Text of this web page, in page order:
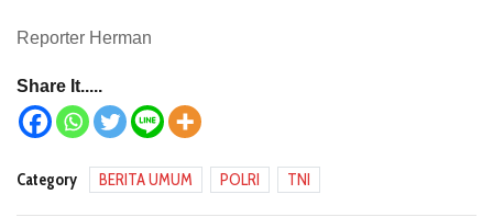
Reporter Herman
Share It.....
Category BERITA UMUM POLRI TNI